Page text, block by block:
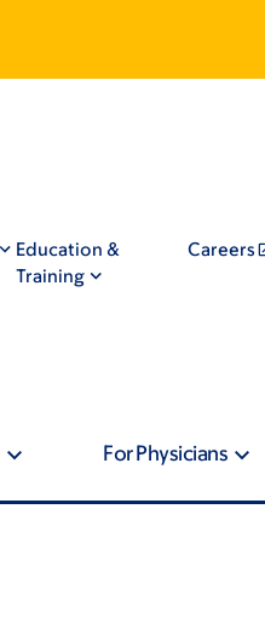
Education &
Training
Careers
For Physicians